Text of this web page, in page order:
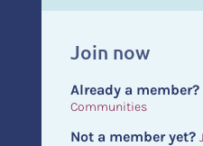
Join now
Already a member?
Communities
Not a member yet?